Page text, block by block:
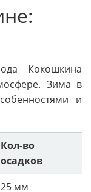
Кокошкина
Зима в
и
Кол-во
осадков
25 мм